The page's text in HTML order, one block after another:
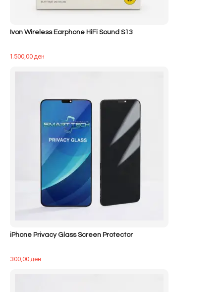
Ivon Wireless Earphone HiFi Sound S13
1.500,00ден
iPhone Privacy Glass Screen Protector
300,00ден